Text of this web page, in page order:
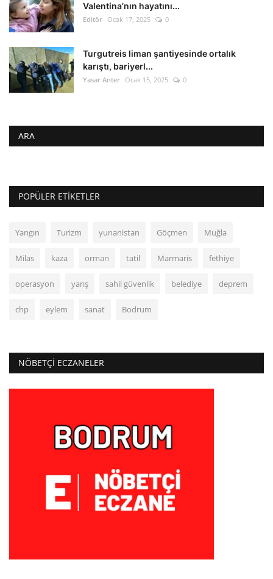
Valentina’nın hayatını...
Editör Ocak 17, 2025 0
Turgutreis liman şantiyesinde ortalık
karıştı, bariyerl...
Yasar Anter Ocak 15, 2025 0
ARA
POPÜLER ETIKETLER
Yangın Turizm yunanistan Göçmen Muğla
Milas kaza orman tatil Marmaris fethiye
operasyon yarış sahil güvenlik belediye deprem
chp eylem sanat Bodrum
NÖBETÇI ECZANELER